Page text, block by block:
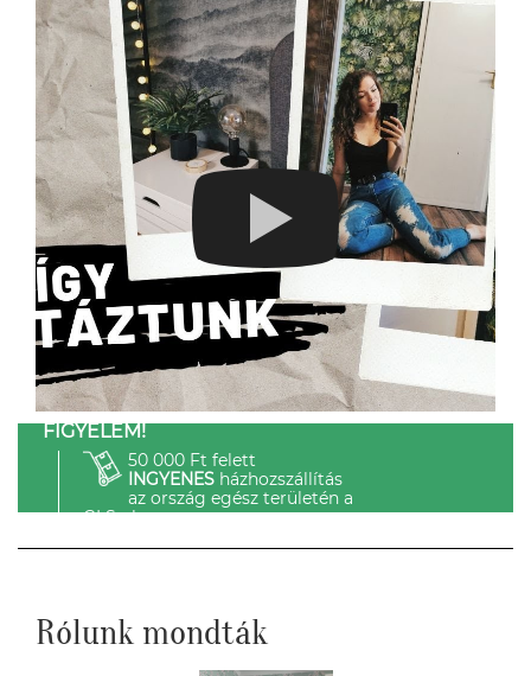
FIGYELEM!
50 000 Ft felett
INGYENESházhozszállítás
az ország egész területén a
GLS-el.
Rólunk mondták